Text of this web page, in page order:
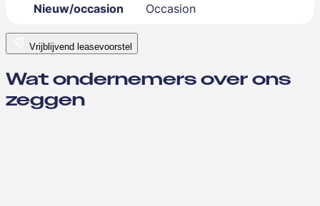
Nieuw/occasion
Occasion
Vrijblijvend leasevoorstel
Wat ondernemers over ons
zeggen